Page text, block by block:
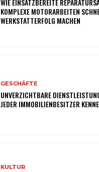
KOMPLEXE MOTORARBEITEN
WERKSTATTERFOLG MACHEN
GESCHÄFTE
UNVERZICHTBARE
JEDER IMMOBILIENBESITZER
KULTUR